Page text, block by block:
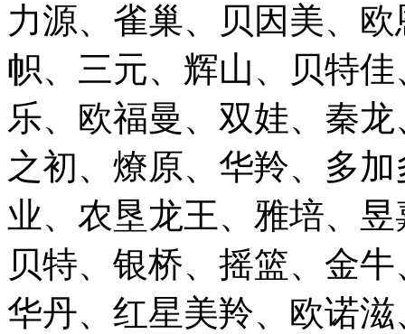
力源、雀巢、贝因美、
帜、三元、辉山、贝特
乐、欧福曼、双娃、秦
之初、燎原、华羚、多
业、农垦龙王、雅培、
贝特、银桥、摇篮、金
华丹、红星美羚、欧诺